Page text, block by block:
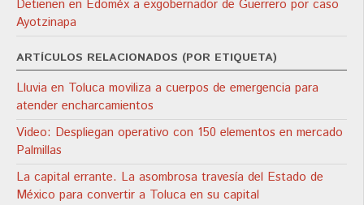
Detienen en Edoméx a exgobernador de Guerrero por caso
Ayotzinapa
ARTÍCULOS RELACIONADOS (POR ETIQUETA)
Lluvia en Toluca moviliza a cuerpos de emergencia para
atender encharcamientos
Video: Despliegan operativo con 150 elementos en mercado
Palmillas
La capital errante. La asombrosa travesía del Estado de
México para convertir a Toluca en su capital